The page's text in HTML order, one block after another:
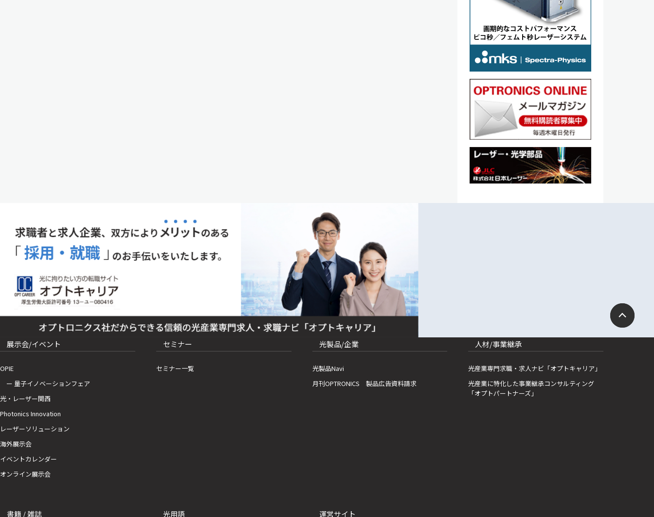
展示会/イベント
OPIE
ー 量子イノベーションフェア
光・レーザー関西
Photonics Innovation
レーザーソリューション
海外展示会
イベントカレンダー
オンライン展示会
セミナー
セミナー一覧
光製品/企業
光製品Navi
月刊OPTRONICS 製品広告資料請求
人材/事業継承
光産業専門求職・求人ナビ「オプトキャリア」
光産業に特化した事業継承コンサルティング
「オプトパートナーズ」
書籍 / 雑誌 光用語 運営サイト